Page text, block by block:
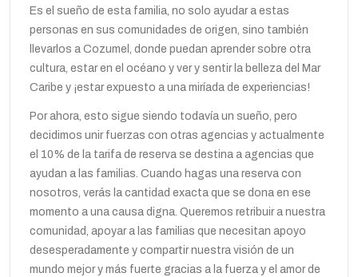
Es el sueño de esta familia, no solo ayudar a estas
personas en sus comunidades de origen, sino también
llevarlos a Cozumel, donde puedan aprender sobre otra
cultura, estar en el océano y ver y sentir la belleza del Mar
Caribe y ¡estar expuesto a una miríada de experiencias!
Por ahora, esto sigue siendo todavía un sueño, pero
decidimos unir fuerzas con otras agencias y actualmente
el 10% de la tarifa de reserva se destina a agencias que
ayudan a las familias. Cuando hagas una reserva con
nosotros, verás la cantidad exacta que se dona en ese
momento a una causa digna. Queremos retribuir a nuestra
comunidad, apoyar a las familias que necesitan apoyo
desesperadamente y compartir nuestra visión de un
mundo mejor y más fuerte gracias a la fuerza y el amor de